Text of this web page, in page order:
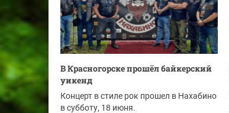
В Красногорске прошёл байкерский
уикенд
Концерт в стиле рок прошел в Нахабино
в субботу, 18 июня.